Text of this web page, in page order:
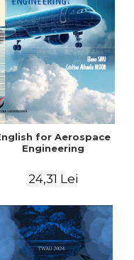
for Aerospace
Engineering
24,31 Lei